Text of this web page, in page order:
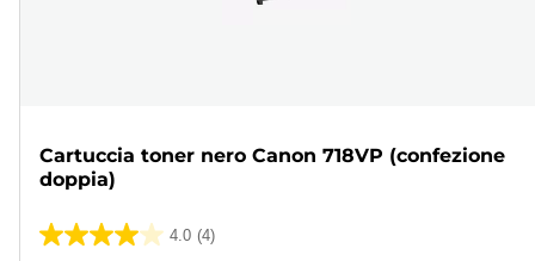
Cartuccia toner nero Canon 718VP (confezione
doppia)
4.0 (4)
4.0